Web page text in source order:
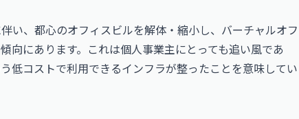
い、都心のオフィスビルを解体・縮小し、バーチャルオフ
向にあります。これは個人事業主にとっても追い風であ
低コストで利用できるインフラが整ったことを意味してい